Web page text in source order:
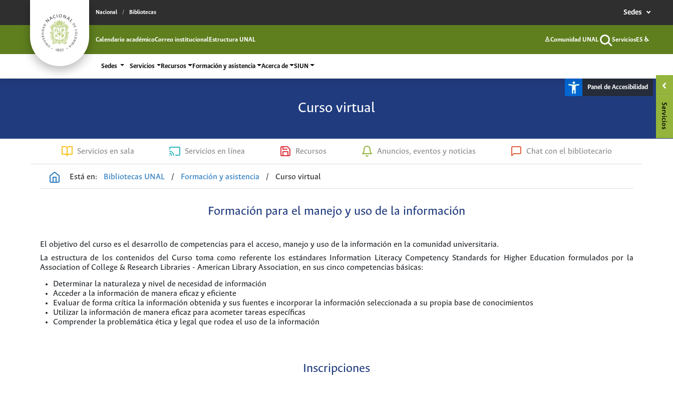
Nacional / Bibliotecas Sedes
Calendario académicoCorreo institucionalEstructura UNAL ♙Comunidad UNAL
Buscar
ServiciosES ♿
Sedes Servicios Recursos Formación y asistencia Acerca de SIUN
Panel de Accesibilidad
Curso virtual
Servicios en sala Servicios en línea Recursos Anuncios, eventos y noticias Chat con el bibliotecario
Está en: Bibliotecas UNAL / Formación y asistencia / Curso virtual
Formación para el manejo y uso de la información
El objetivo del curso es el desarrollo de competencias para el acceso, manejo y uso de la información en la comunidad universitaria.
La estructura de los contenidos del Curso toma como referente los estándares Information Literacy Competency Standards for Higher Education formulados por la
Association of College & Research Libraries - American Library Association, en sus cinco competencias básicas:
Determinar la naturaleza y nivel de necesidad de información
Acceder a la información de manera eficaz y eficiente
Evaluar de forma crítica la información obtenida y sus fuentes e incorporar la información seleccionada a su propia base de conocimientos
Utilizar la información de manera eficaz para acometer tareas específicas
Comprender la problemática ética y legal que rodea el uso de la información
Inscripciones